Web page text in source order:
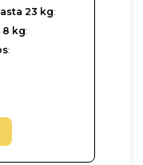
23 kg:
8 kg:
: